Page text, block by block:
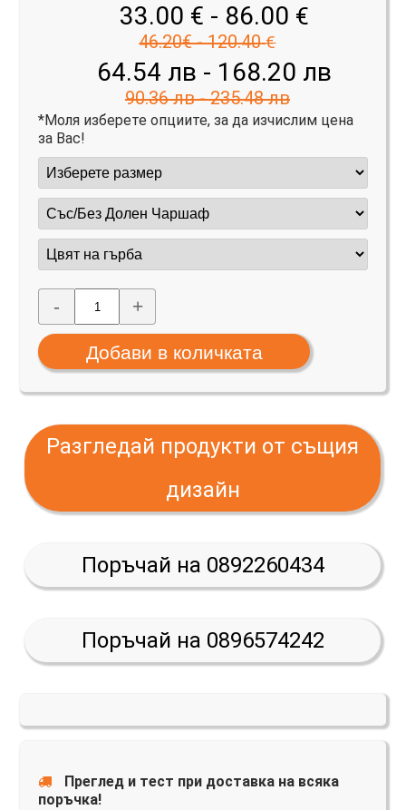
33.00 € - 86.00 €
46.20€ - 120.40 €
64.54 лв - 168.20 лв
90.36 лв - 235.48 лв
*Моля изберете опциите, за да изчислим цена
за Вас!
- +
Разгледай продукти от същия
дизайн
Поръчай на 0892260434
Поръчай на 0896574242
Преглед и тест при доставка на всяка
поръчка!